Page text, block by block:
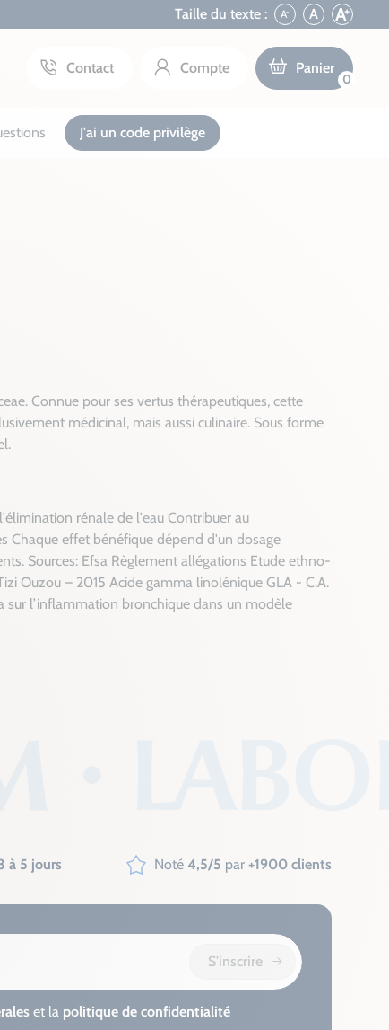
Taille du texte : A- A A+
Contact Compte Panier
0
J'ai un code privilège
Connue pour ses vertus thérapeutiques, cette
médicinal, mais aussi culinaire. Sous forme
rénale de l'eau Contribuer au
Chaque effet bénéfique dépend d'un dosage
Sources: Efsa Règlement allégations Etude ethno-
Ouzou – 2015 Acide gamma linolénique GLA - C.A.
sur l’inflammation bronchique dans un modèle
à 5 jours Noté 4,5/5 par +1900 clients
S'inscrire
et la politique de confidentialité